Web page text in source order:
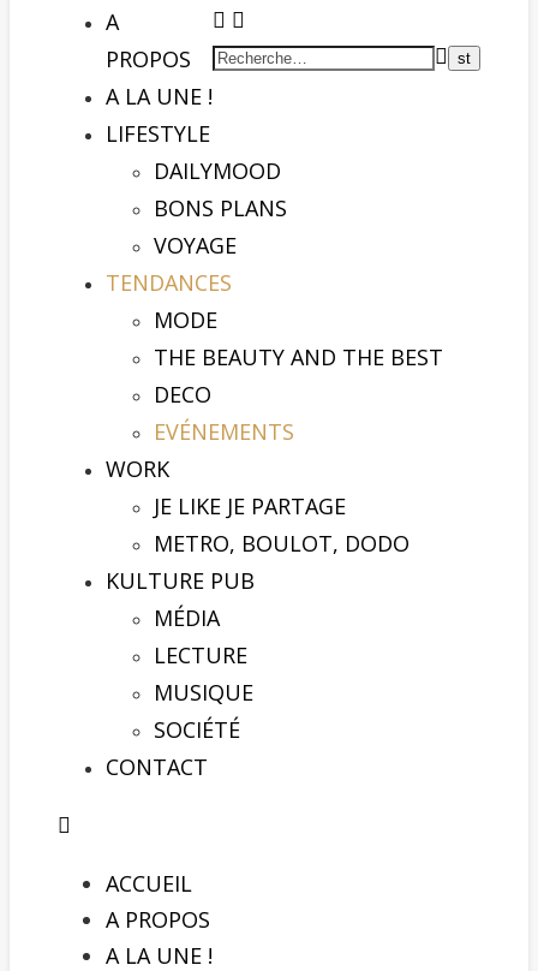
A
PROPOS
A LA UNE !
LIFESTYLE
DAILYMOOD
BONS PLANS
VOYAGE
TENDANCES
MODE
THE BEAUTY AND THE BEST
DECO
EVÉNEMENTS
WORK
JE LIKE JE PARTAGE
METRO, BOULOT, DODO
KULTURE PUB
MÉDIA
LECTURE
MUSIQUE
SOCIÉTÉ
CONTACT
ACCUEIL
A PROPOS
A LA UNE !